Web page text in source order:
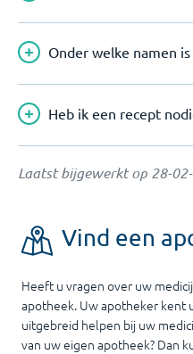
Onder welke namen
Heb ik een recept
Laatst bijgewerkt op 28-
Vind een
Heeft u vragen over uw
apotheek. Uw apotheker kent
uitgebreid helpen bij uw
van uw eigen apotheek? Dan